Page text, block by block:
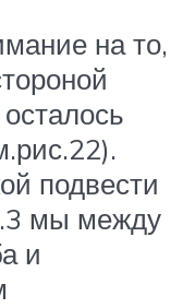
на то,
подвести
мы между
и